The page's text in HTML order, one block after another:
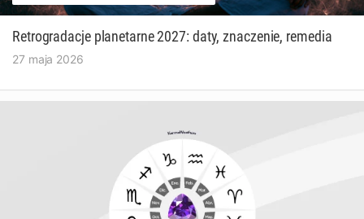
Retrogradacje planetarne 2027: daty, znaczenie, remedia
27 maja 2026